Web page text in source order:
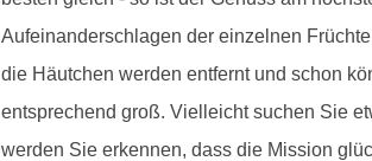
Aufeinanderschlagen der einzelnen
die Häutchen werden entfernt und schon
entsprechend groß. Vielleicht suchen Sie
werden Sie erkennen, dass die Mission